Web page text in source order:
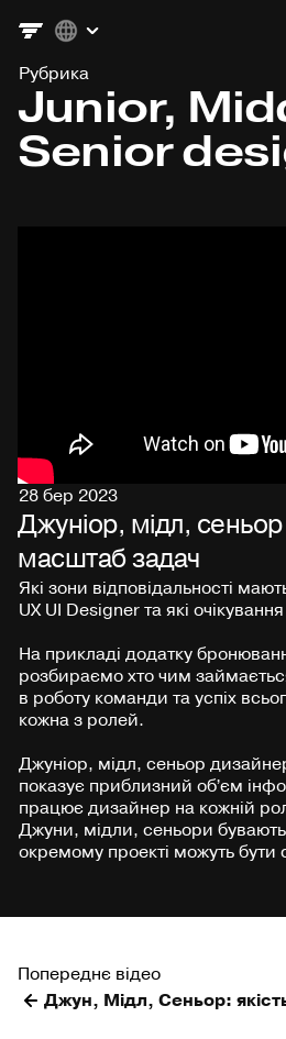
Рубрика
Junior,
Senior
28 бер 2023
Джуніор, мідл,
масштаб задач
Які зони відповідальності
UX UI Designer та які
На прикладі додатку
розбираємо хто чим
в роботу команди та успіх
кожна з ролей.
Джуніор, мідл, сеньор
показує приблизний обʼєм
працює дизайнер на кожній
Джуни, мідли, сеньори бувають
окремому проекті можуть бути
Попереднє відео
Джун, Мідл, Сеньор: